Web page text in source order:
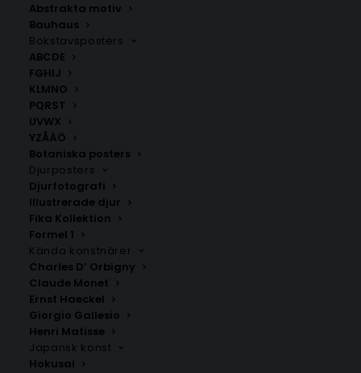
Abstrakta motiv
Bauhaus
Bokstavsposters
ABCDE
FGHIJ
KLMNO
PQRST
UVWX
YZÅÄÖ
Botaniska posters
Djurposters
Djurfotografi
Illustrerade djur
Fika Kollektion
Formel 1
Kända konstnärer
Charles D’ Orbigny
Claude Monet
Ernst Haeckel
Giorgio Gallesio
Henri Matisse
Japansk konst
Hokusai
Gräftåvallen
Fr.200.00